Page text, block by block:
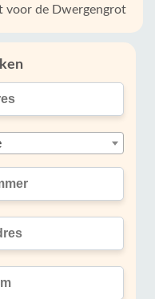
voor de Dwergengrot